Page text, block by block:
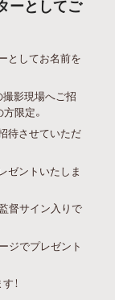
ーとしてご
としてお名前を
撮影現場へご招
限定。
待させていただ
ゼントいたしま
督サイン入りで
ジでプレゼント
！